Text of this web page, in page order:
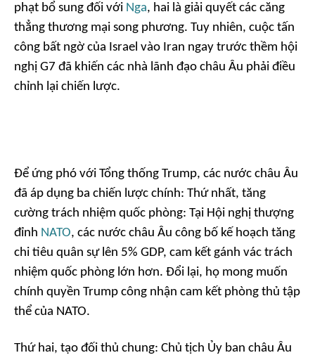
phạt bổ sung đối với Nga, hai là giải quyết các căng
thẳng thương mại song phương. Tuy nhiên, cuộc tấn
công bất ngờ của Israel vào Iran ngay trước thềm hội
nghị G7 đã khiến các nhà lãnh đạo châu Âu phải điều
chỉnh lại chiến lược.
Để ứng phó với Tổng thống Trump, các nước châu Âu
đã áp dụng ba chiến lược chính: Thứ nhất, tăng
cường trách nhiệm quốc phòng: Tại Hội nghị thượng
đỉnh NATO, các nước châu Âu công bố kế hoạch tăng
chi tiêu quân sự lên 5% GDP, cam kết gánh vác trách
nhiệm quốc phòng lớn hơn. Đổi lại, họ mong muốn
chính quyền Trump công nhận cam kết phòng thủ tập
thể của NATO.
Thứ hai, tạo đối thủ chung: Chủ tịch Ủy ban châu Âu